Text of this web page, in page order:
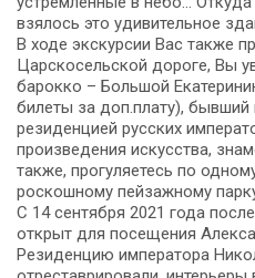
взялось это удивительное
В ходе экскурсии Вас также
Царскосельской дороге, Вы
барокко – Большой
билеты за доп.плату), бывший
резиденцией русских
произведения искусства,
также, прогуляетесь по
роскошному пейзажному
C 14 сентября 2021 года
открыт для посещения
Резиденцию императора